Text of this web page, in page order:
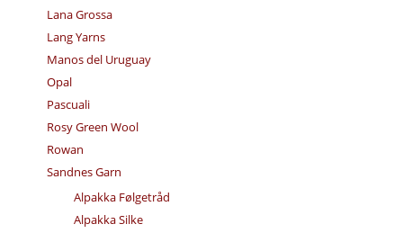
Lana Grossa
Lang Yarns
Manos del Uruguay
Opal
Pascuali
Rosy Green Wool
Rowan
Sandnes Garn
Alpakka Følgetråd
Alpakka Silke